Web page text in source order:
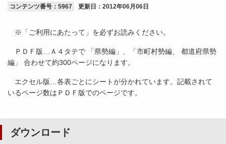
コンテンツ番号：5967 更新日： 2012年06月06日
※「ご利用にあたって」を必ずお読みください。
ＰＤＦ版…Ａ４タテで 「県勢編」、「市町村勢編、 都道府県勢
編」 合わせて約300ページになります。
エクセル版…各表ごとにシートが分かれています。記載されて
いるページ数はＰＤＦ版でのページです。
ダウンロード